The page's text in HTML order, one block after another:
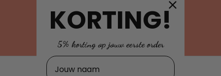
KORTING!
5% korting op jouw eerste order
Naam